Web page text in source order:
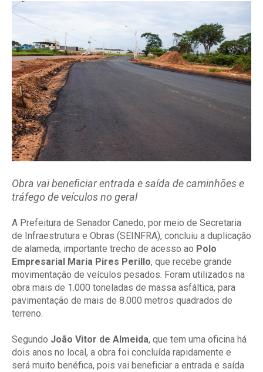
Obra vai beneficiar entrada e saída de caminhões e
tráfego de veículos no geral
A Prefeitura de Senador Canedo, por meio de Secretaria
de Infraestrutura e Obras (SEINFRA), concluiu a duplicação
de alameda, importante trecho de acesso ao Polo
Empresarial Maria Pires Perillo, que recebe grande
movimentação de veículos pesados. Foram utilizados na
obra mais de 1.000 toneladas de massa asfáltica, para
pavimentação de mais de 8.000 metros quadrados de
terreno.
Segundo João Vitor de Almeida, que tem uma oficina há
dois anos no local, a obra foi concluída rapidamente e
será muito benéfica, pois vai beneficiar a entrada e saída